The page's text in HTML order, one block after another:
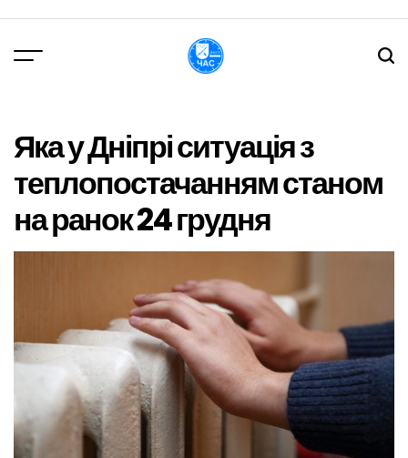
вмісту
Яка у Дніпрі ситуація з
теплопостачанням станом
на ранок 24 грудня